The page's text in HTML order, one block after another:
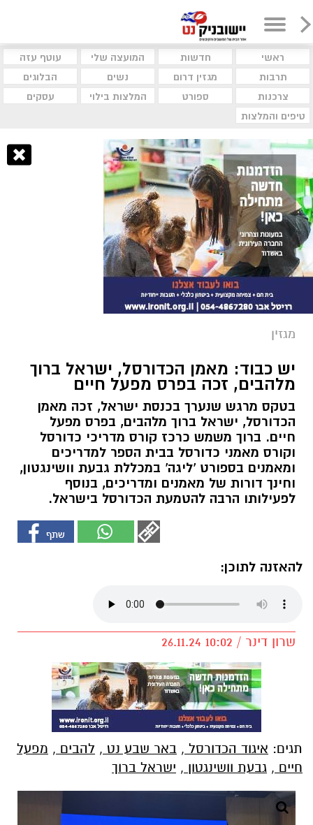
ראשי חדשות המועצה שלי
עוטף עזה
תרבות
מגזין דרום נשים
הבלוגים
צרכנות
ספורט המלצות בילוי
עסקים
טיפים והמלצות
מגזין
יש כבוד: מאמן הכדורסל, ישראל ברוך
מלהבים, זכה בפרס מפעל חיים
בטקס מרגש שנערך בכנסת ישראל, זכה מאמן
הכדורסל, ישראל ברוך מלהבים, בפרס מפעל
חיים. ברוך משמש כרכז קורס מדריכי כדורסל
וקורס מאמני כדורסל בבית הספר למדריכים
ומאמנים בספורט 'ליגה' במכללת גבעת וושינגטון,
וחינך דורות של מאמנים ומדריכים, בנוסף
לפעילותו הרבה להטמעת הכדורסל בישראל.
להאזנה לתוכן:
שרון דינר / 10:02 26.11.24
תגים: איגוד הכדורסל , באר שבע נט , להבים , מפעל
חיים , גבעת וושינגטון , ישראל ברוך